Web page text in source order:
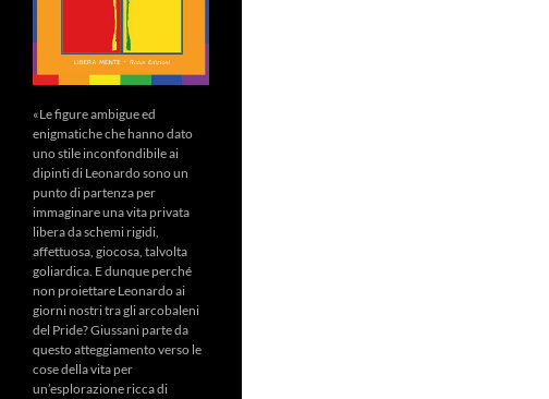
«Le figure ambigue ed
enigmatiche che hanno dato
uno stile inconfondibile ai
dipinti di Leonardo sono un
punto di partenza per
immaginare una vita privata
libera da schemi rigidi,
affettuosa, giocosa, talvolta
goliardica. E dunque perché
non proiettare Leonardo ai
giorni nostri tra gli arcobaleni
del Pride? Giussani parte da
questo atteggiamento verso le
cose della vita per
un’esplorazione ricca di